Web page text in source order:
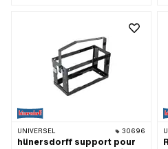
UNIVERSEL 30696
hünersdorff support pour